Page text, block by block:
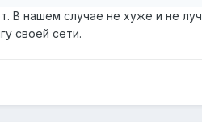
В нашем случае не хуже и не
своей сети.